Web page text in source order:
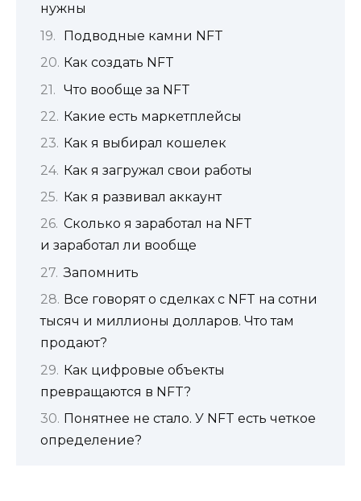
нужны
Подводные камни NFT
Как создать NFT
Что вообще за NFT
Какие есть маркетплейсы
Как я выбирал кошелек
Как я загружал свои работы
Как я развивал аккаунт
Сколько я заработал на NFT
и заработал ли вообще
Запомнить
Все говорят о сделках с NFT на сотни
тысяч и миллионы долларов. Что там
продают?
Как цифровые объекты
превращаются в NFT?
Понятнее не стало. У NFT есть четкое
определение?